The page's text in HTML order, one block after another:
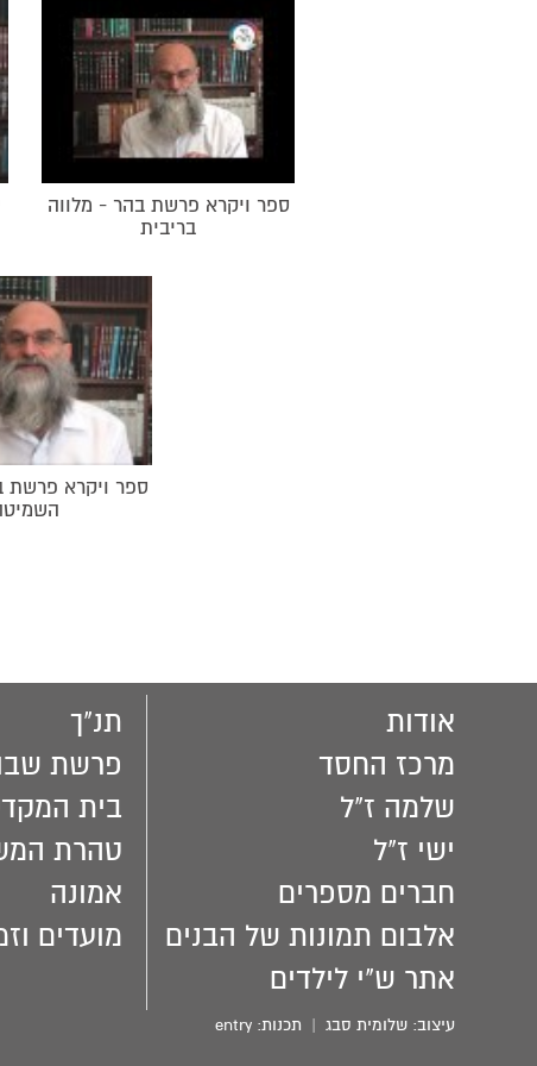
ספר ויקרא פרשת בהר - מלווה
בריבית
ספר ויקרא פרשת
אודות
מרכז החסד
שלמה ז"ל
ישי ז"ל
חברים מספרים
אלבום תמונות של הבנים
אתר ש"י לילדים
תנ"ך
פרשת
בית
טהרת
אמונה
מועדים
עיצוב:שלומית סבג | תכנות:entry